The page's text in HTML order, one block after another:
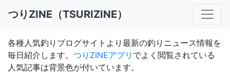
つりZINE（TSURIZINE）
各種人気釣りブログサイトより最新の釣りニュース情報を
毎日紹介します。 つりZINEアプリ でよく閲覧されている
人気記事は背景色が付いています。